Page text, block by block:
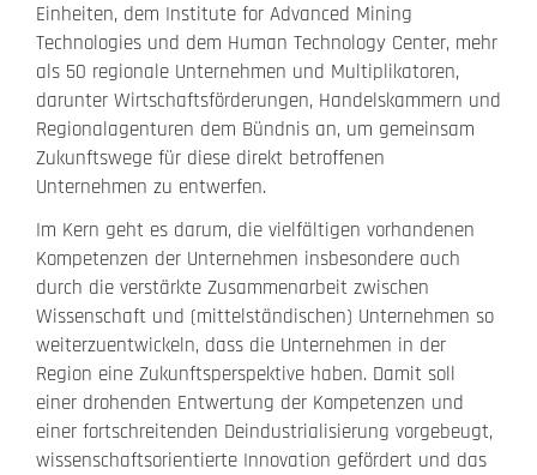
Einheiten, dem Institute for Advanced Mining
Technologies und dem Human Technology Center, mehr
als 50 regionale Unternehmen und Multiplikatoren,
darunter Wirtschaftsförderungen, Handelskammern und
Regionalagenturen dem Bündnis an, um gemeinsam
Zukunftswege für diese direkt betroffenen
Unternehmen zu entwerfen.
Im Kern geht es darum, die vielfältigen vorhandenen
Kompetenzen der Unternehmen insbesondere auch
durch die verstärkte Zusammenarbeit zwischen
Wissenschaft und (mittelständischen) Unternehmen so
weiterzuentwickeln, dass die Unternehmen in der
Region eine Zukunftsperspektive haben. Damit soll
einer drohenden Entwertung der Kompetenzen und
einer fortschreitenden Deindustrialisierung vorgebeugt,
wissenschaftsorientierte Innovation gefördert und das